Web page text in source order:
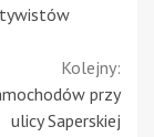
Kolejny:
przy
ulicy Saperskiej